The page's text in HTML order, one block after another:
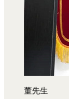
董先生